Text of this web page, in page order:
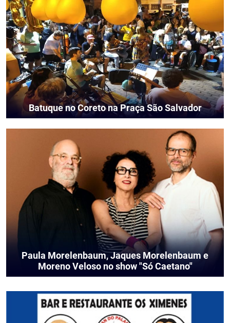
Batuque no Coreto na Praça São Salvador
Paula Morelenbaum, Jaques Morelenbaum e
Moreno Veloso no show "Só Caetano"